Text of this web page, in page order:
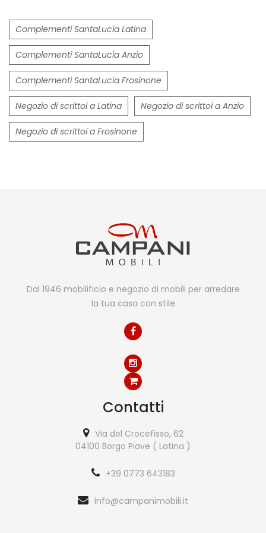
Complementi SantaLucia Latina
Complementi SantaLucia Anzio
Complementi SantaLucia Frosinone
Negozio di scrittoi a Latina Negozio di scrittoi a Anzio
Negozio di scrittoi a Frosinone
Dal 1946 mobilificio e negozio di mobili per arredare
la tua casa con stile
Contatti
Via del Crocefisso, 62
04100 Borgo Piave ( Latina )
+39 0773 643183
info@campanimobili.it